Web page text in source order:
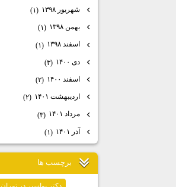
شهریور ۱۳۹۸
(۱)
بهمن ۱۳۹۸
(۱)
اسفند ۱۳۹۸
(۱)
دی ۱۴۰۰
(۳)
اسفند ۱۴۰۰
(۲)
اردیبهشت ۱۴۰۱
(۲)
مرداد ۱۴۰۱
(۳)
آذر ۱۴۰۱
(۱)
برچسب ها